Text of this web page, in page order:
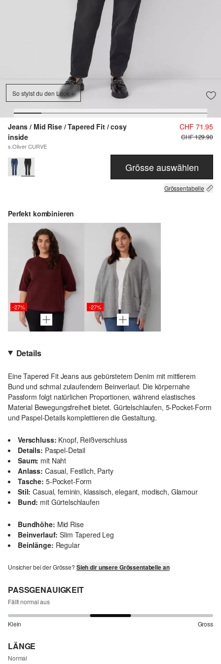
So stylst du den Look
Jeans / Mid Rise / Tapered Fit / cosy
inside
s.Oliver CURVE
CHF 71.95
CHF 129.90
Grösse auswählen
Grössentabelle
Perfekt kombinieren
-27% -27%
Details
Eine Tapered Fit Jeans aus gebürstetem Denim mit mittlerem
Bund und schmal zulaufendem Beinverlauf. Die körpernahe
Passform folgt natürlichen Proportionen, während elastisches
Material Bewegungsfreiheit bietet. Gürtelschlaufen, 5-Pocket-Form
und Paspel-Details komplettieren die Gestaltung.
Verschluss: Knopf, Reißverschluss
Details: Paspel-Detail
Saum: mit Naht
Anlass: Casual, Festlich, Party
Tasche: 5-Pocket-Form
Stil: Casual, feminin, klassisch, elegant, modisch, Glamour
Bund: mit Gürtelschlaufen
Bundhöhe: Mid Rise
Beinverlauf: Slim Tapered Leg
Beinlänge: Regular
Unsicher bei der Grösse? Sieh dir unsere Grössentabelle an
PASSGENAUIGKEIT
Fällt normal aus
Klein Gross
LÄNGE
Normal